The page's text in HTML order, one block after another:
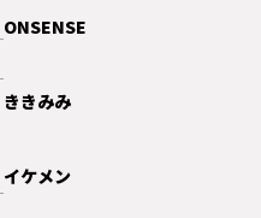
ONSENSE
ききみみ
イケメン